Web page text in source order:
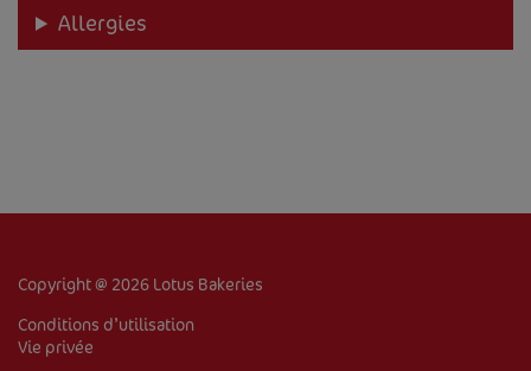
VENTE DE BISCUITS
Corporate
Allergies
Copyright @ 2026 Lotus Bakeries
Conditions d’utilisation
Vie privée